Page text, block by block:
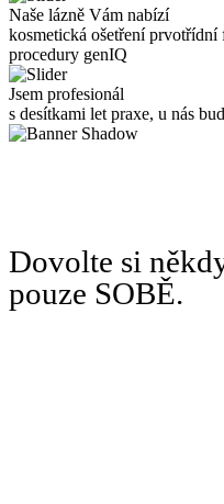
Naše lázně Vám nabízí
kosmetická ošetření
procedury genIQ
Jsem profesionál
s desítkami let praxe, u nás
Dovolte si
pouze SOBĚ.